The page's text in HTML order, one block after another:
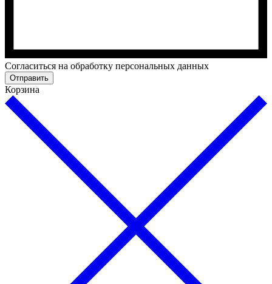
Cогласиться на обработку персональных данных
Отправить
Корзина